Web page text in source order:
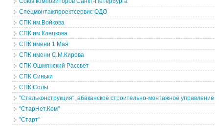
Спецмонтажпроектсервис ОДО
СПК им.Войкова
СПК им.Клецкова
СПК имени 1 Мая
СПК имени С.М.Кирова
СПК Ошмянский Рассвет
СПК Синьки
СПК Солы
"Стальконструкция", абаканское строительно-монтажное управление
"СтарНет.Ком"
"Старт"